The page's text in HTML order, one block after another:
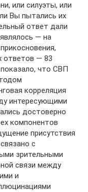
или силуэты, или
Вы пытались их
ответ дали
— на
ответов — 83
что СВП
корреляция
интересующими
достоверно
компонентов
присутствия
с
зрительными
связи между
и